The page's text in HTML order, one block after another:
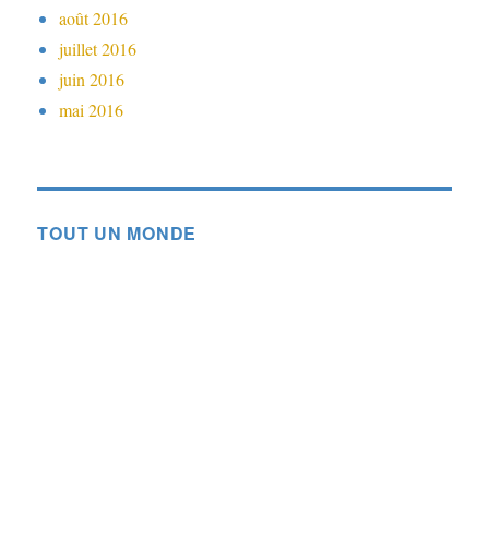
août 2016
juillet 2016
juin 2016
mai 2016
TOUT UN MONDE